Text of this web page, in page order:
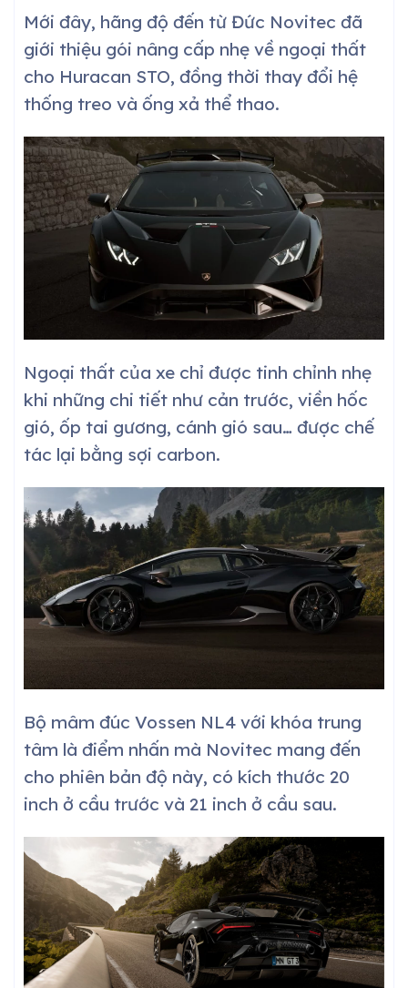
Mới đây, hãng độ đến từ Đức Novitec đã
giới thiệu gói nâng cấp nhẹ về ngoại thất
cho Huracan STO, đồng thời thay đổi hệ
thống treo và ống xả thể thao.
Ngoại thất của xe chỉ được tinh chỉnh nhẹ
khi những chi tiết như cản trước, viền hốc
gió, ốp tai gương, cánh gió sau… được chế
tác lại bằng sợi carbon.
Bộ mâm đúc Vossen NL4 với khóa trung
tâm là điểm nhấn mà Novitec mang đến
cho phiên bản độ này, có kích thước 20
inch ở cầu trước và 21 inch ở cầu sau.